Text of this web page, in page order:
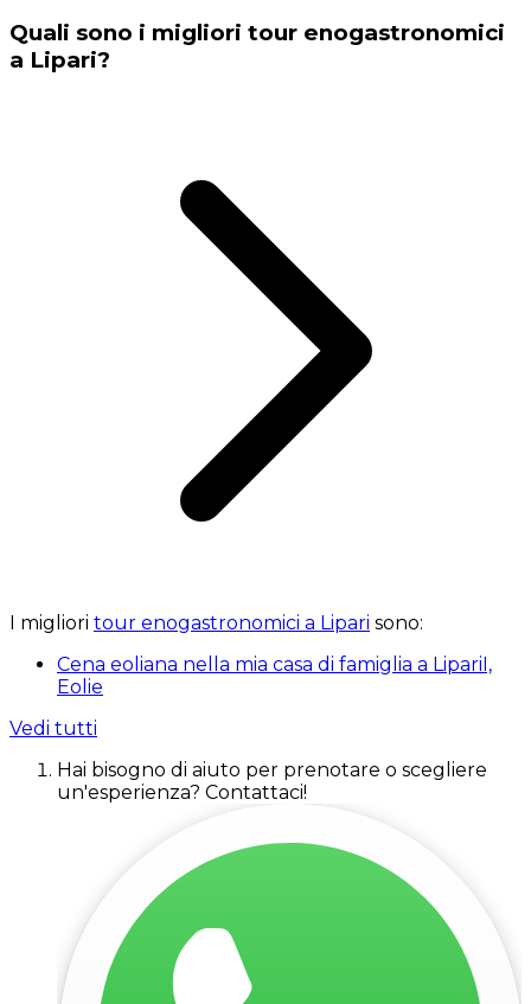
Quali sono i migliori tour enogastronomici
a Lipari?
I migliori tour enogastronomici a Lipari sono:
Cena eoliana nella mia casa di famiglia a LipariI,
Eolie
Vedi tutti
Hai bisogno di aiuto per prenotare o scegliere
un'esperienza? Contattaci!